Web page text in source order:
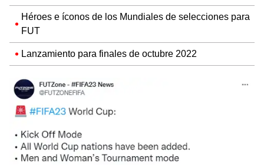
Héroes e íconos de los Mundiales de selecciones para
FUT
Lanzamiento para finales de octubre 2022